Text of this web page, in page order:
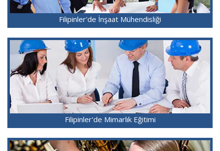
Filipinler'de İnşaat Mühendisliği
Filipinler'de Mimarlık Eğitimi